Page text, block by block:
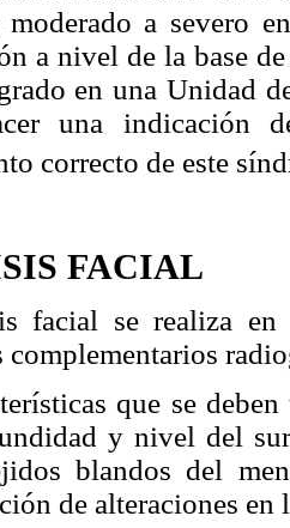
moderado a severo
a nivel de la base
en una Unidad
una indicación
correcto de este
FACIAL
facial se realiza
complementarios
que se
y nivel del
blandos del
de alteraciones en